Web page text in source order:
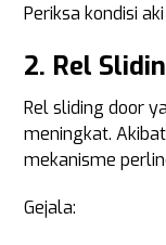
Periksa kondisi
2. Rel
Rel sliding door
meningkat.
mekanisme
Gejala: